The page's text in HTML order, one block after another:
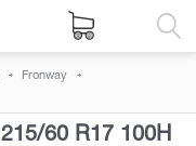
Fronway
215/60 R17 100H